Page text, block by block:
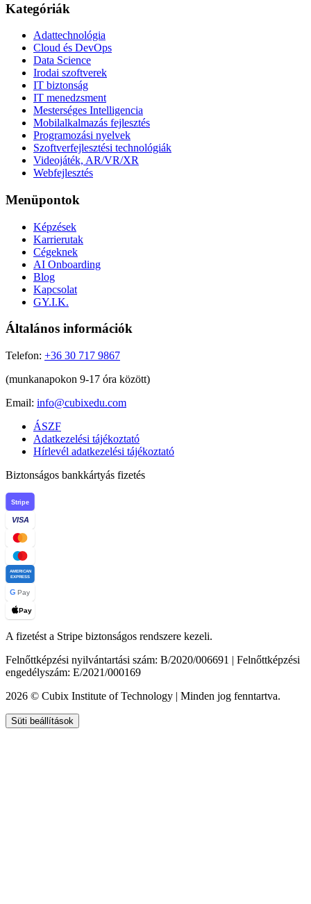
Kategóriák
Adattechnológia
Cloud és DevOps
Data Science
Irodai szoftverek
IT biztonság
IT menedzsment
Mesterséges Intelligencia
Mobilalkalmazás fejlesztés
Programozási nyelvek
Szoftverfejlesztési technológiák
Videojáték, AR/VR/XR
Webfejlesztés
Menüpontok
Képzések
Karrierutak
Cégeknek
AI Onboarding
Blog
Kapcsolat
GY.I.K.
Általános információk
Telefon: +36 30 717 9867
(munkanapokon 9-17 óra között)
Email: info@cubixedu.com
ÁSZF
Adatkezelési tájékoztató
Hírlevél adatkezelési tájékoztató
Biztonságos bankkártyás fizetés
Stripe
VISA
AMERICAN
EXPRESS
G Pay
Pay
A fizetést a Stripe biztonságos rendszere kezeli.
Felnőttképzési nyilvántartási szám: B/2020/006691 | Felnőttképzési
engedélyszám: E/2021/000169
2026 © Cubix Institute of Technology | Minden jog fenntartva.
Süti beállítások